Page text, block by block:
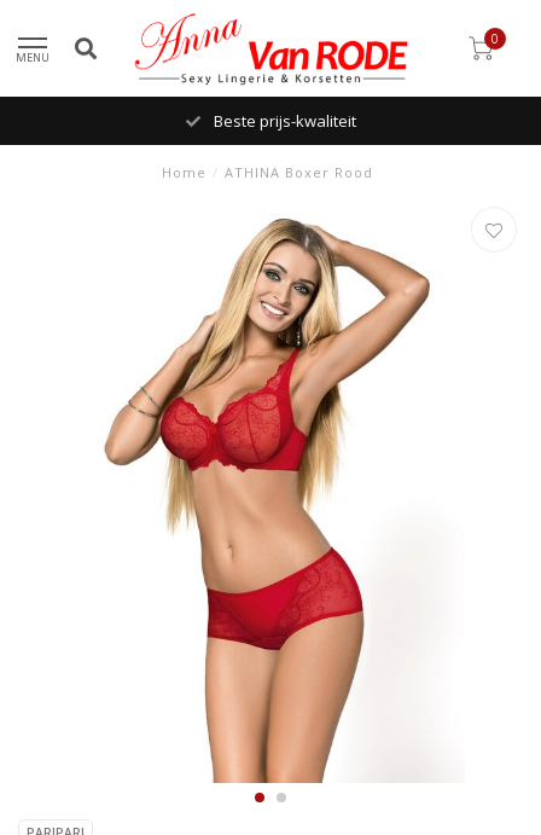
MENU
0
Beste prijs-kwaliteit
Home / ATHINA Boxer Rood